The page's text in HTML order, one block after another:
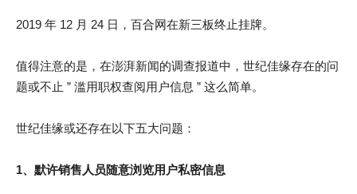
2019 年 12 月 24 日，百合网在新三板终止挂牌。
值得注意的是，在澎湃新闻的调查报道中，世纪佳缘存在的问
题或不止 ” 滥用职权查阅用户信息 ” 这么简单。
世纪佳缘或还存在以下五大问题：
1、默许销售人员随意浏览用户私密信息